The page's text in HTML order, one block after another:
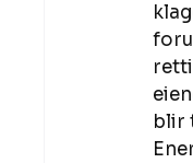
blir